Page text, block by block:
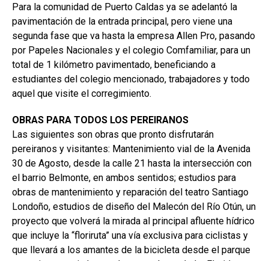
Para la comunidad de Puerto Caldas ya se adelantó la
pavimentación de la entrada principal, pero viene una
segunda fase que va hasta la empresa Allen Pro, pasando
por Papeles Nacionales y el colegio Comfamiliar, para un
total de 1 kilómetro pavimentado, beneficiando a
estudiantes del colegio mencionado, trabajadores y todo
aquel que visite el corregimiento.
OBRAS PARA TODOS LOS PEREIRANOS
Las siguientes son obras que pronto disfrutarán
pereiranos y visitantes: Mantenimiento vial de la Avenida
30 de Agosto, desde la calle 21 hasta la intersección con
el barrio Belmonte, en ambos sentidos; estudios para
obras de mantenimiento y reparación del teatro Santiago
Londoño, estudios de diseño del Malecón del Río Otún, un
proyecto que volverá la mirada al principal afluente hídrico
que incluye la “floriruta” una vía exclusiva para ciclistas y
que llevará a los amantes de la bicicleta desde el parque